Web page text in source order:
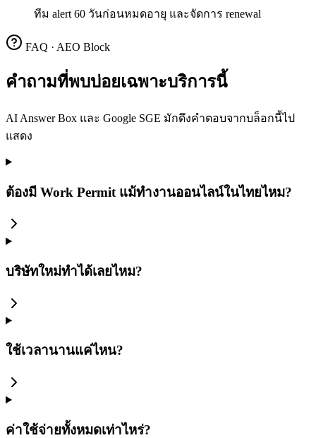
ทีม alert 60 วันก่อนหมดอายุ และจัดการ renewal
FAQ · AEO Block
คำถามที่พบบ่อยเฉพาะบริการนี้
AI Answer Box และ Google SGE มักดึงคำตอบจากบล็อกนี้ไป
แสดง
ต้องมี Work Permit แม้ทำงานออนไลน์ในไทยไหม?
บริษัทใหม่ทำได้เลยไหม?
ใช้เวลานานแค่ไหน?
ค่าใช้จ่ายทั้งหมดเท่าไหร่?